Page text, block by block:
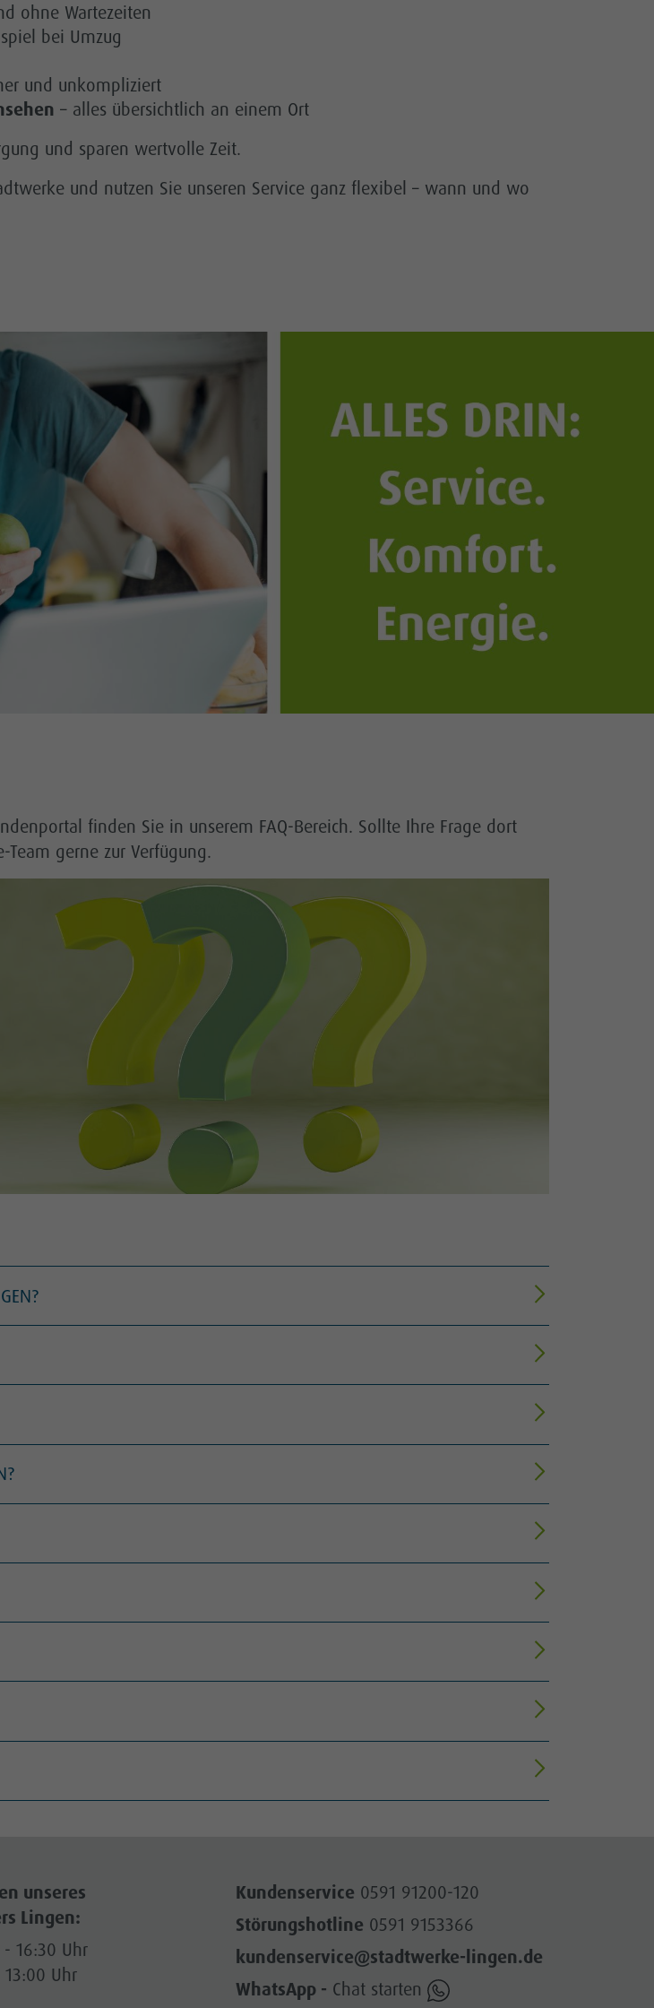
ohne Wartezeiten
bei Umzug
und unkompliziert
– alles übersichtlich an einem Ort
und sparen wertvolle Zeit.
und nutzen Sie unseren Service ganz flexibel – wann und wo
finden Sie in unserem FAQ-Bereich. Sollte Ihre Frage dort
gerne zur Verfügung.
unseres
Lingen:
16:30 Uhr
Uhr
Kundenservice 0591 91200-120
Störungshotline 0591 9153366
kundenservice@stadtwerke-lingen.de
WhatsApp - Chat starten